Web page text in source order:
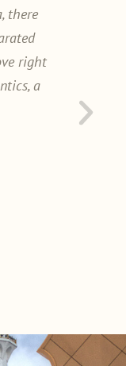
there
right
a